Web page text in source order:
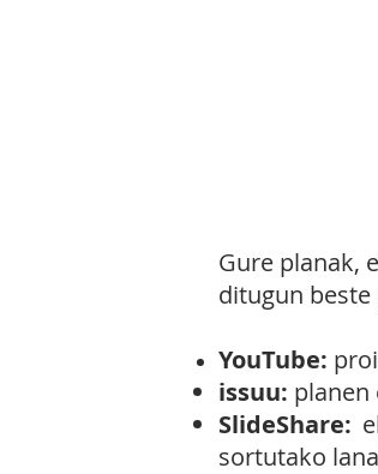
Gure planak,
ditugun
YouTube:
issuu: planen
SlideShare:
sortutako